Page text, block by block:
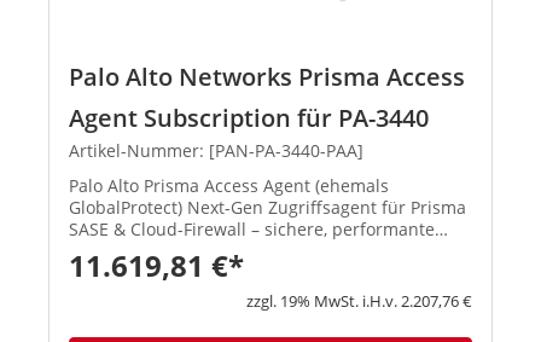
Palo Alto Networks Prisma Access
Agent Subscription für PA-3440
Artikel-Nummer: [PAN-PA-3440-PAA]
Palo Alto Prisma Access Agent (ehemals
GlobalProtect) Next-Gen Zugriffsagent für Prisma
SASE & Cloud-Firewall – sichere, performante
Remote-Verbindungen mit zentralem
Management. Neu: Umbenennung von
GlobalProtect → Prisma Acce...
11.619,81 €*
zzgl. 19% MwSt. i.H.v. 2.207,76 €